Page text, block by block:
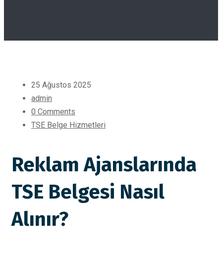
25 Ağustos 2025
admin
0 Comments
TSE Belge Hizmetleri
Reklam Ajanslarında
TSE Belgesi Nasıl
Alınır?